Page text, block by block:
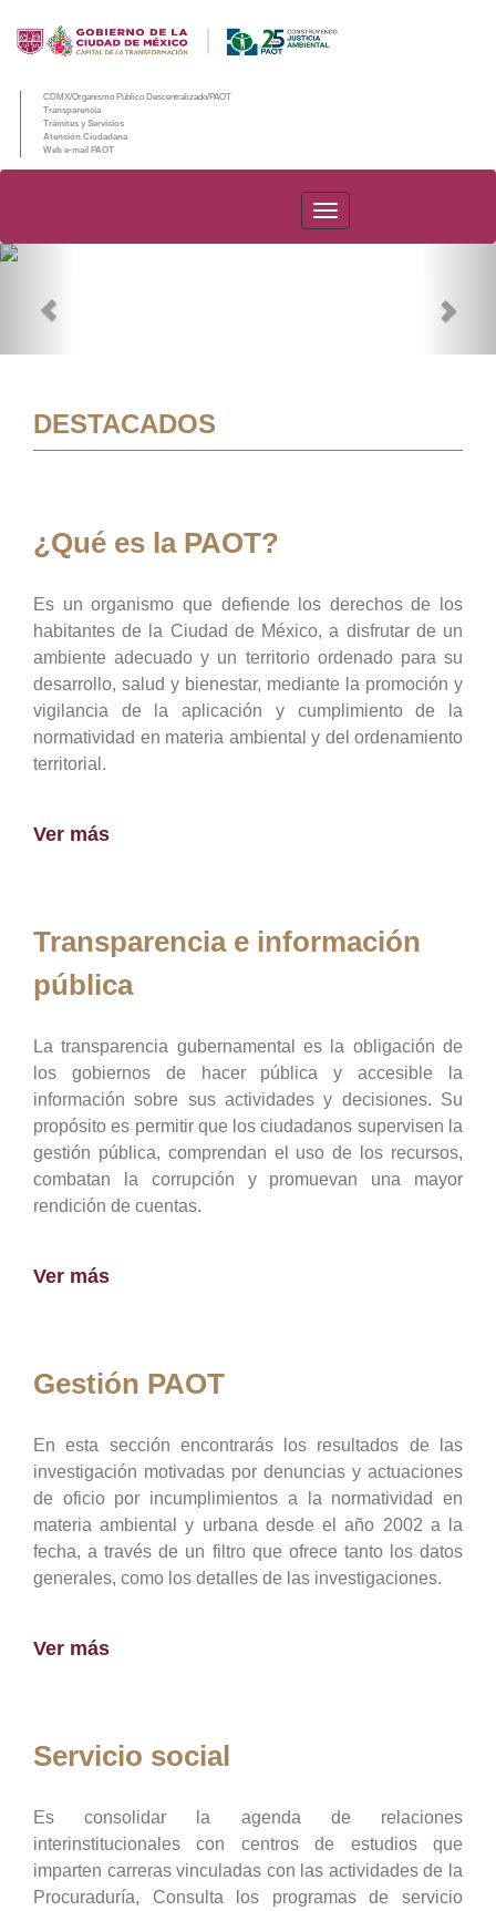
CDMX/Organismo Público Descentralizado/PAOT
Transparencia
Trámites y Servicios
Atención Ciudadana
Web e-mail PAOT
PAOT
DESTACADOS
¿Qué es la PAOT?
Es un organismo que defiende los derechos de los
habitantes de la Ciudad de México, a disfrutar de un
ambiente adecuado y un territorio ordenado para su
desarrollo, salud y bienestar, mediante la promoción y
vigilancia de la aplicación y cumplimiento de la
normatividad en materia ambiental y del ordenamiento
territorial.
Ver más
Transparencia e información
pública
La transparencia gubernamental es la obligación de
los gobiernos de hacer pública y accesible la
información sobre sus actividades y decisiones. Su
propósito es permitir que los ciudadanos supervisen la
gestión pública, comprendan el uso de los recursos,
combatan la corrupción y promuevan una mayor
rendición de cuentas.
Ver más
Gestión PAOT
En esta sección encontrarás los resultados de las
investigación motivadas por denuncias y actuaciones
de oficio por incumplimientos a la normatividad en
materia ambiental y urbana desde el año 2002 a la
fecha, a través de un filtro que ofrece tanto los datos
generales, como los detalles de las investigaciones.
Ver más
Servicio social
Es consolidar la agenda de relaciones
interinstitucionales con centros de estudios que
imparten carreras vinculadas con las actividades de la
Procuraduría, Consulta los programas de servicio